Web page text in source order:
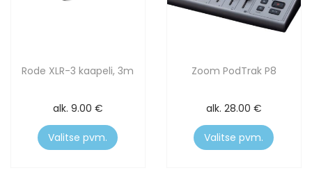
Rode XLR-3 kaapeli, 3m
alk. 9.00 €
Valitse pvm.
Zoom PodTrak P8
alk. 28.00 €
Valitse pvm.